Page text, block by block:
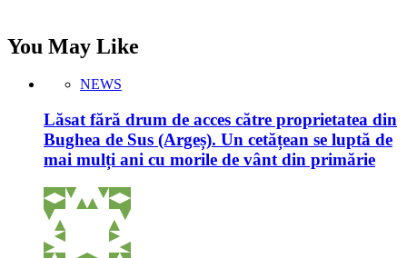
You May Like
NEWS
Lăsat fără drum de acces către proprietatea din
Bughea de Sus (Argeș). Un cetățean se luptă de
mai mulți ani cu morile de vânt din primărie